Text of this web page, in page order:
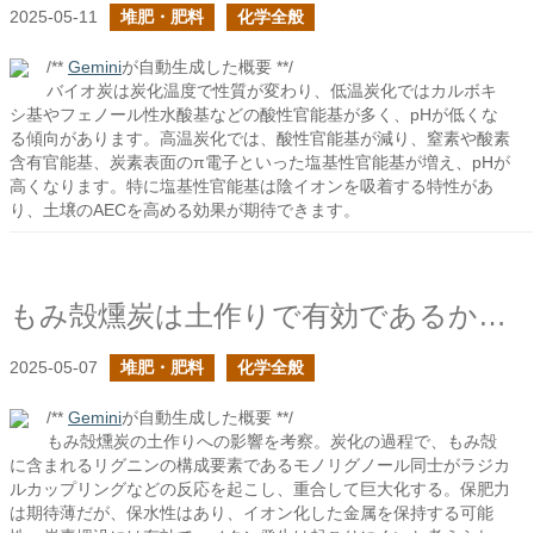
2025-05-11 堆肥・肥料 化学全般
/** Geminiが自動生成した概要 **/
バイオ炭は炭化温度で性質が変わり、低温炭化ではカルボキ
シ基やフェノール性水酸基などの酸性官能基が多く、pHが低くな
る傾向があります。高温炭化では、酸性官能基が減り、窒素や酸素
含有官能基、炭素表面のπ電子といった塩基性官能基が増え、pHが
高くなります。特に塩基性官能基は陰イオンを吸着する特性があ
り、土壌のAECを高める効果が期待できます。
もみ殻燻炭は土作りで有効であるか？の続き
2025-05-07 堆肥・肥料 化学全般
/** Geminiが自動生成した概要 **/
もみ殻燻炭の土作りへの影響を考察。炭化の過程で、もみ殻
に含まれるリグニンの構成要素であるモノリグノール同士がラジカ
ルカップリングなどの反応を起こし、重合して巨大化する。保肥力
は期待薄だが、保水性はあり、イオン化した金属を保持する可能